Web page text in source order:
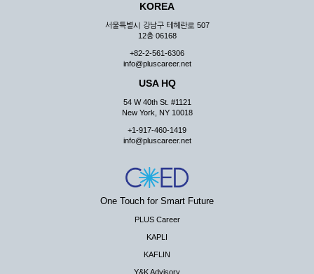
KOREA
서울특별시 강남구 테헤란로 507
12층 06168
+82-2-561-6306
info@pluscareer.net
USA HQ
54 W 40th St. #1121
New York, NY 10018
+1-917-460-1419
info@pluscareer.net
One Touch for Smart Future
PLUS Career
KAPLI
KAFLIN
Y&K Advisory